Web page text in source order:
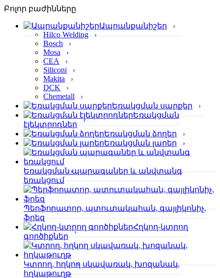
Բոլոր բաժինները
Ապրանքանիշեր
Hilco Welding
Bosch
Mosa
CEA
Siliconi
Makita
DCK
Chemetall
Եռակցման սարքեր
Եռակցման
էլեկտրոդներ
Եռակցման ձողեր
Եռակցման լարեր
Եռակցման պարագաներ և անվտանգ
եռակցում
Պերֆորա­տոր, պտուտակահան, գայլիկոնիչ,
ֆրեզ
Հղկող-կտրող
գործիքներ
Կտրող, հղկող սկավառակ, խոզանակ,
հղկաթուղթ